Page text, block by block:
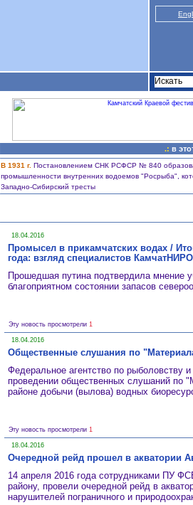
.: в
В 1931 г. Постановлением СНК РСФСР № 840
промышленности внутренних водоемов "Росрыба",
Западно-Сибирский тресты
18.04.2016
Промысел в прикамчатских водах /
года: взгляд специалистов КамчатНИРО
Прошедшая путина подтвердила мнение
благоприятном состоянии запасов
Эту новость просмотрели 1
18.04.2016
Общественные слушания по
Федеральное агентство по
проведении общественных слушаний по
районе добычи (вылова) водных
Эту новость просмотрели 1
18.04.2016
Очередной рейд прошел в акватории
14 апреля 2016 года сотрудниками ПУ
району, провели очередной рейд в
нарушителей пограничного и